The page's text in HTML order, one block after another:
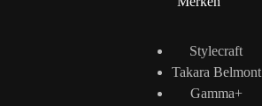
Stylecraft
Takara Belmont
Gamma+